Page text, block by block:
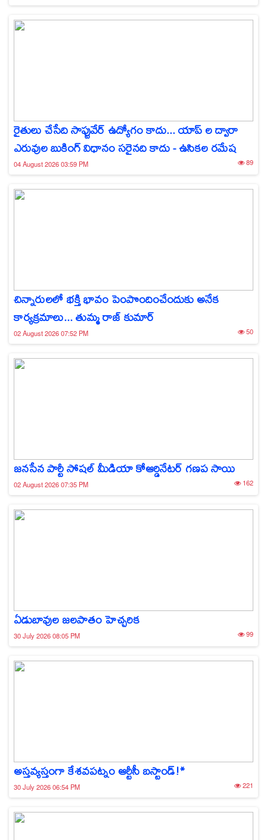
రైతులు చేసేది సాఫ్టువేర్ ఉద్యోగం కాదు... యాప్‌ ల ద్వారా
ఎరువుల బుకింగ్ విధానం సరైనది కాదు - ఉసికల రమేష
04 August 2026 03:59 PM 89
చిన్నారులలో భక్తి భావం పెంపొందించేందుకు అనేక
కార్యక్రమాలు... తుమ్మ రాజ్ కుమార్
02 August 2026 07:52 PM 50
జనసేన పార్టీ సోషల్ మీడియా కోఆర్డినేటర్ గణప సాయి
02 August 2026 07:35 PM 162
ఏడుబావుల జలపాతం హెచ్చరిక
30 July 2026 08:05 PM 99
అస్తవ్యస్తంగా కేశవపట్నం ఆర్టీసీ బస్టాండ్!*
30 July 2026 06:54 PM 221